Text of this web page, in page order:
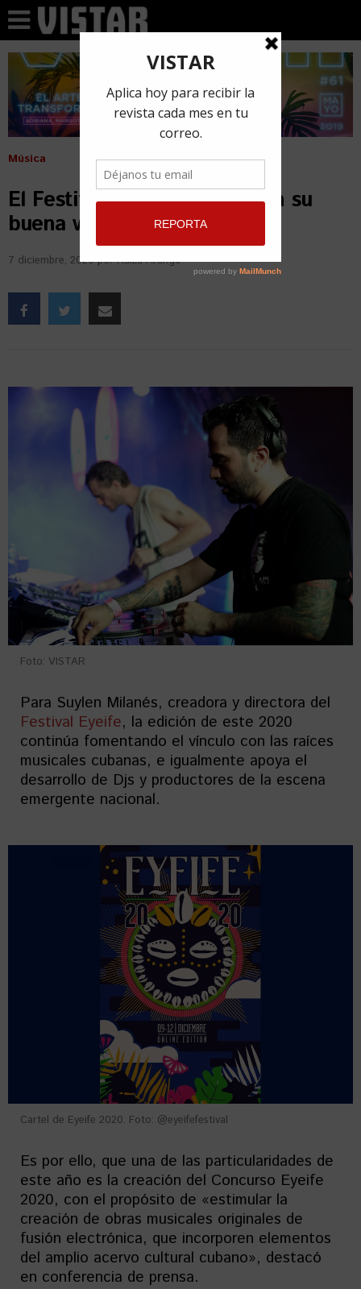
Música
El Festival Eyeife regresa con su
buena vibra este 2020
7 diciembre, 2020 porRaiza Arango
Foto: VISTAR
Para Suylen Milanés, creadora y directora del
Festival Eyeife, la edición de este 2020
continúa fomentando el vínculo con las raíces
musicales cubanas, e igualmente apoya el
desarrollo de Djs y productores de la escena
emergente nacional.
Cartel de Eyeife 2020. Foto: @eyeifefestival
Es por ello, que una de las particularidades de
este año es la creación del Concurso Eyeife
2020, con el propósito de «estimular la
creación de obras musicales originales de
fusión electrónica, que incorporen elementos
del amplio acervo cultural cubano», destacó
en conferencia de prensa.